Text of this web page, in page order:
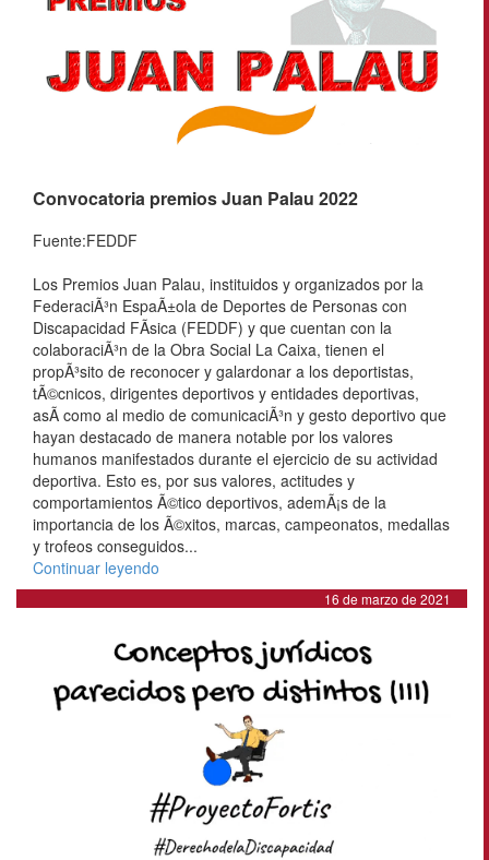
Convocatoria premios Juan Palau 2022
Fuente:FEDDF
Los Premios Juan Palau, instituidos y organizados por la
FederaciÃ³n EspaÃ±ola de Deportes de Personas con
Discapacidad FÃ­sica (FEDDF) y que cuentan con la
colaboraciÃ³n de la Obra Social La Caixa, tienen el
propÃ³sito de reconocer y galardonar a los deportistas,
tÃ©cnicos, dirigentes deportivos y entidades deportivas,
asÃ­ como al medio de comunicaciÃ³n y gesto deportivo que
hayan destacado de manera notable por los valores
humanos manifestados durante el ejercicio de su actividad
deportiva. Esto es, por sus valores, actitudes y
comportamientos Ã©tico deportivos, ademÃ¡s de la
importancia de los Ã©xitos, marcas, campeonatos, medallas
y trofeos conseguidos...
Continuar leyendo
16 de marzo de 2021